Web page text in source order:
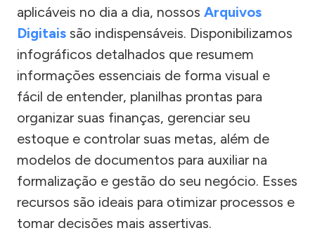
aplicáveis no dia a dia, nossos Arquivos
Digitais são indispensáveis. Disponibilizamos
infográficos detalhados que resumem
informações essenciais de forma visual e
fácil de entender, planilhas prontas para
organizar suas finanças, gerenciar seu
estoque e controlar suas metas, além de
modelos de documentos para auxiliar na
formalização e gestão do seu negócio. Esses
recursos são ideais para otimizar processos e
tomar decisões mais assertivas.